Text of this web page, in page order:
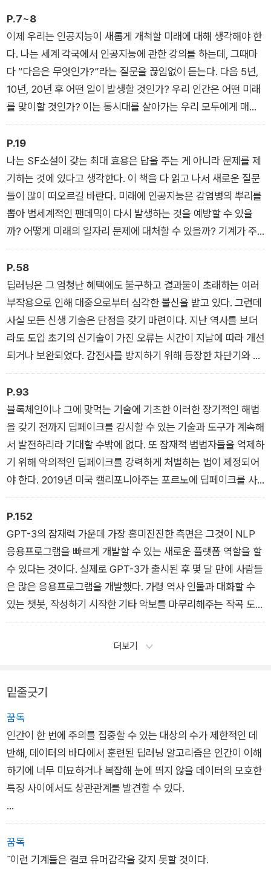
P.7~8
이제 우리는 인공지능이 새롭게 개척할 미래에 대해 생각해야 한
다. 나는 세계 각국에서 인공지능에 관한 강의를 하는데, 그때마
다 “다음은 무엇인가?”라는 질문을 끊임없이 듣는다. 다음 5년,
10년, 20년 후 어떤 일이 발생할 것인가? 우리 인간은 어떤 미래
를 맞이할 것인가? 이는 동시대를 살아가는 우리 모두에게 매우
중요한 질문이다. 기술 분야의 전문가 대부분이 그에 대한 의견을
갖고 있을 것이다. 어떤 사람들은 인공지능이 결국 붕괴하거나 열
기가 사라져버릴 ‘버블’이라고 믿는다. 좀 더 극단적이고 디스토
피아적 견해를 가진 사람들은 인공지능 거대 기업들이 마침내 인
간의 정신을 장악해 ‘인간 사이보그’라는 유토피아적 신인류를 창
조하리라는 예측부터 인공지능이 결국 인류의 멸망을 가져오리
라는 예측까지 온갖 암울한 시나리오를 기정사실인 양 받아들인
다. 순수한 호기심이나 두려움에서 비롯됐을 이러한 예측들은 대
부분 억측에 불과하며 과장된 것들이다. 결정적으로는 인공지능
이 완성할 큰 그림을 놓치고 있다.
P.19
나는 SF소설이 갖는 최대 효용은 답을 주는 게 아니라 문제를 제
기하는 것에 있다고 생각한다. 이 책을 다 읽고 나서 새로운 질문
들이 많이 떠오르길 바란다. 미래에 인공지능은 감염병의 뿌리를
뽑아 범세계적인 팬데믹이 다시 발생하는 것을 예방할 수 있을
까? 어떻게 미래의 일자리 문제에 대처할 수 있을까? 기계가 주
도하는 세상에서 어떻게 문화적 다양성을 유지할 수 있을까? 인
간과 기계가 공존하는 사회에서 사는 법을 아이들에게 어떻게 가
르쳐야 할까? 그 밖에도 많은 질문이 떠오를 것이다. 독자들의 질
문이 더 행복하고 밝은 미래를 형상화하며 그 미래에 한 걸음 더
다가서도록 해주는 것이 되길 기대한다.
P.58
딥러닝은 그 엄청난 혜택에도 불구하고 결과물이 초래하는 여러
부작용으로 인해 대중으로부터 심각한 불신을 받고 있다. 그런데
사실 모든 신생 기술은 단점을 갖기 마련이다. 지난 역사를 보더
라도 도입 초기의 신기술이 가진 오류는 시간이 지남에 따라 개선
되거나 보완되었다. 감전사를 방지하기 위해 등장한 차단기와 컴
퓨터 바이러스를 막기 위해 나온 안티바이러스 소프트웨어를 생
각해보라. 나는 인공지능의 강력한 영향력, 편견과 불공정성 그리
고 이해하기 어려운 알고리즘이 제기하는 문제들을 해결할 수 있
는 기술적・정책적 해법이 있을 것이라 확신한다.
P.93
블록체인이나 그에 맞먹는 기술에 기초한 이러한 장기적인 해법
을 갖기 전까지 딥페이크를 감시할 수 있는 기술과 도구가 계속해
서 발전하리라 기대할 수밖에 없다. 또 잠재적 범법자들을 억제하
기 위해 악의적인 딥페이크를 강력하게 처벌하는 법이 제정되어
야 한다. 2019년 미국 캘리포니아주는 포르노에 딥페이크를 사
용하는 것과 선거를 앞두고 후보 정치인들의 동영상을 조작하는
것을 금지하는 법을 통과시켰다. 마지막으로 우리는 (블록체인
해법이 구현될 때까지) 온라인 콘텐츠가 아무리 진짜 같아 보여
도 진짜가 맞는지 항상 확인해야 하는 새로운 세상에 사는 법을
배워야 할 수도 있다.
P.152
GPT-3의 잠재력 가운데 가장 흥미진진한 측면은 그것이 NLP
응용프로그램을 빠르게 개발할 수 있는 새로운 플랫폼 역할을 할
수 있다는 것이다. 실제로 GPT-3가 출시된 후 몇 달 만에 사람들
은 많은 응용프로그램을 개발했다. 가령 역사 인물과 대화할 수
있는 챗봇, 작성하기 시작한 기타 악보를 마무리해주는 작곡 도
구, 반쪽 이미지를 가지고 전체 이미지를 완성할 수 있는 응용프
로그램이 있다. 또 자연어 묘사(예: 발레복을 입은 아기 무가 강아
재로선 단순히 호기심을 유발하는 정도지만, 앞서 말한 결함이 해
결되면 GPT-3와 같은 플랫폼이 수만 명의 개발자가 더 많은 사
용자를 끌어들이는 멋진 응용프로그램을 만드는 선순환을 만들
어낼 수 있다. 마치 윈도와 안드로이드가 그런 것처럼 말이다.
더보기
밑줄긋기
꿈독
인간이 한 번에 주의를 집중할 수 있는 대상의 수가 제한적인 데
반해, 데이터의 바다에서 훈련된 딥러닝 알고리즘은 인간이 이해
하기에 너무 미묘하거나 복잡해 눈에 띄지 않을 데이터의 모호한
특징 사이에서도 상관관계를 발견할 수 있다.
더 나아가 빅데이터를 바탕으로 훈련된 딥러닝 신경망은 사용자
들에게서 발견한 데이터 패턴을 기반으로 개별 사용자에 대한 맞
춤형 작업을 수행할 수 있다. (50)
꿈독
˝이런 기계들은 결코 유머감각을 갖지 못할 것이다.